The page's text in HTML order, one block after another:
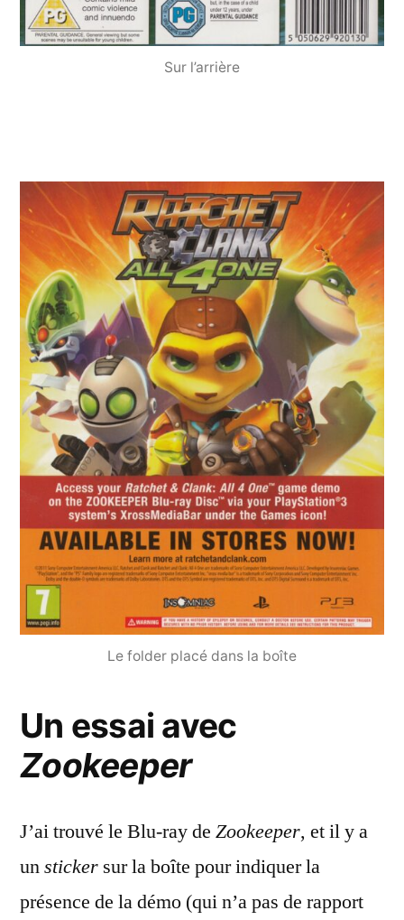
Sur l’arrière
Le folder placé dans la boîte
Un essai avec
Zookeeper
J’ai trouvé le Blu-ray de Zookeeper, et il y a
unsticker sur la boîte pour indiquer la
présence de la démo (qui n’a pas de rapport